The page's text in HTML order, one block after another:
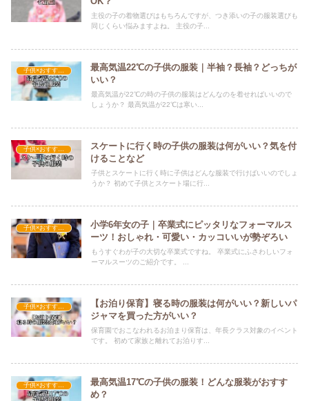
主役の子の着物選びはもちろんですが、つき添いの子の服装選びも
同じくらい悩みますよね。 主役の子...
子供×おすすめの服装
最高気温22℃の子供の服装｜半袖？長袖？どっちが
いい？
最高気温が22℃の時の子供の服装はどんなのを着せればいいので
しょうか？ 最高気温が22℃は寒い...
子供×おすすめの服装
スケートに行く時の子供の服装は何がいい？気を付
けることなど
子供とスケートに行く時に子供はどんな服装で行けばいいのでしょ
うか？ 初めて子供とスケート場に行...
子供×おすすめの服装
小学6年女の子｜卒業式にピッタリなフォーマルス
ーツ！おしゃれ・可愛い・カッコいいが勢ぞろい
もうすぐわが子の大切な卒業式ですね。 卒業式にふさわしいフォ
子供×おすすめの服装
【お泊り保育】寝る時の服装は何がいい？新しいパ
ジャマを買った方がいい？
保育園でおこなわれるお泊まり保育は、年長クラス対象のイベント
です。 初めて家族と離れてお泊りす...
子供×おすすめの服装
最高気温17℃の子供の服装！どんな服装がおすす
め？